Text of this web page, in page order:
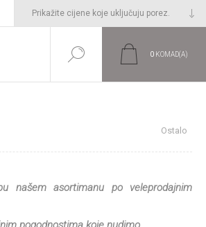
0 KOMAD(A)
Ostalo
našem asortimanu po veleprodajnim